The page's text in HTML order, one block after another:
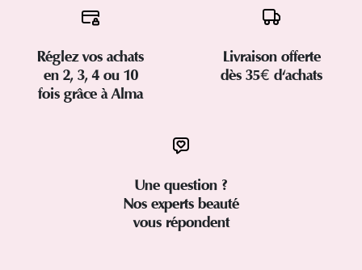
Réglez vos achats
en 2, 3, 4 ou 10
fois grâce à Alma
Livraison offerte
dès 35€ d'achats
Une question ?
Nos experts beauté
vous répondent